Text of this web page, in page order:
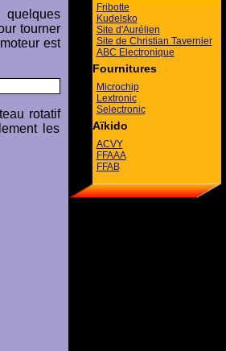
quelques
tourner
est
rotatif
les
Fribotte
Kudelsko
Site d'Aurélien
Site de Christian Tavernier
ABC Electronique
Fournitures
Microchip
Lextronic
Selectronic
Aïkido
ACVY
FFAAA
FFAB